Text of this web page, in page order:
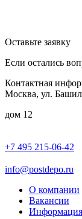
Оставьте заявку
Если остались
Контактная
Москва, ул.
дом 12
+7 495 215-06-42
info@postdepo.ru
О компании
Вакансии
Информация